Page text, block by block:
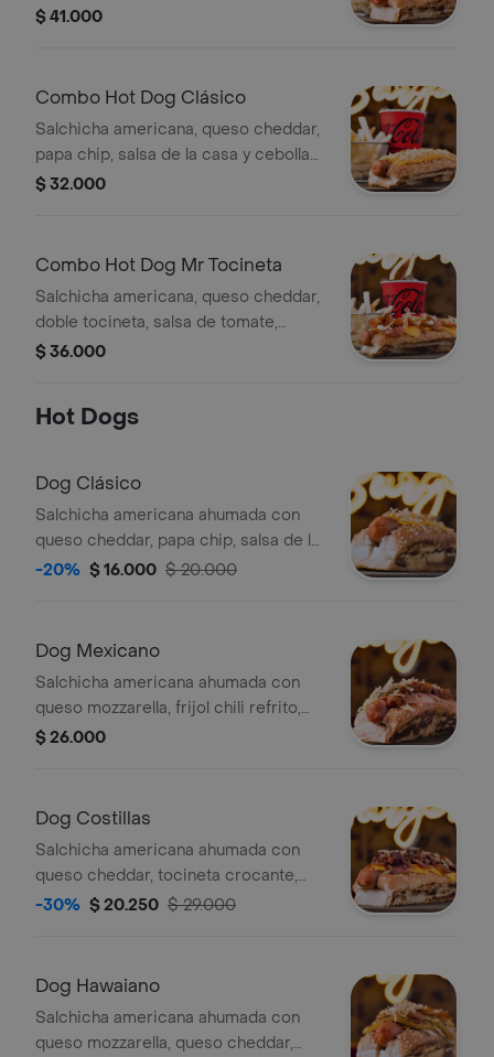
salsa bbq, papa chip, tomate y
$ 41.000
Combo Hot Dog Clásico
Salchicha americana, queso cheddar,
papa chip, salsa de la casa y cebolla
fresca, gaseosa y papas a la francesa.
$ 32.000
Combo Hot Dog Mr Tocineta
Salchicha americana, queso cheddar,
doble tocineta, salsa de tomate,
mostaza, gaseosa y papas a la
$ 36.000
Hot Dogs
Dog Clásico
Salchicha americana ahumada con
queso cheddar, papa chip, salsa de la
casa y cebolla fresca.
-20% $ 16.000 $ 20.000
Dog Mexicano
Salchicha americana ahumada con
queso mozzarella, frijol chili refrito,
pico de gallo, guacamole, jamón
$ 26.000
Dog Costillas
Salchicha americana ahumada con
queso cheddar, tocineta crocante,
costillas deshuesadas en salsa bbq,
-30% $ 20.250 $ 29.000
Dog Hawaiano
Salchicha americana ahumada con
queso mozzarella, queso cheddar,